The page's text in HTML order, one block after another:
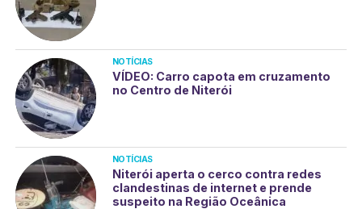
NOTÍCIAS
VÍDEO: Carro capota em cruzamento
no Centro de Niterói
NOTÍCIAS
Niterói aperta o cerco contra redes
clandestinas de internet e prende
suspeito na Região Oceânica